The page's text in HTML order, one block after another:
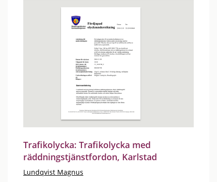
Trafikolycka: Trafikolycka med
räddningstjänstfordon, Karlstad
Lundqvist Magnus